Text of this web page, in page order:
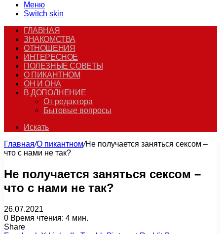
Меню
Switch skin
ГЛАВНАЯ
ЗНАКОМСТВА
ОТНОШЕНИЯ
ИНТЕРЕСНОЕ
ПОЛЕЗНЫЕ СОВЕТЫ
О ПИКАНТНОМ
ОН И ОНА
В ДОПОЛНЕНИЕ
От редактора
Бытовые вопросы
Искать
Главная/О пикантном/Не получается заняться сексом –
что с нами не так?
Не получается заняться сексом –
что с нами не так?
26.07.2021
0 Время чтения: 4 мин.
Share